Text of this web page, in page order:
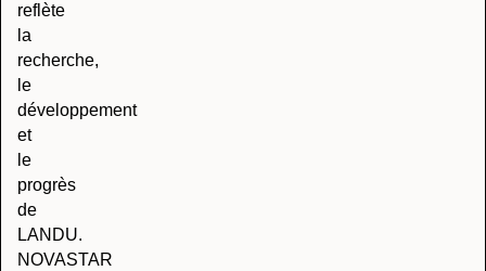
reflète
la
recherche,
le
développement
et
le
progrès
de
LANDU.
NOVASTAR